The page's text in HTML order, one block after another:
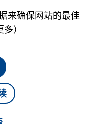
OUR PIPE
来确保网站的最佳
）